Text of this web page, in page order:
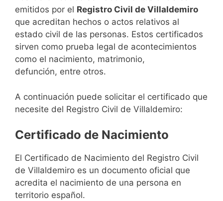
emitidos por el Registro Civil de Villaldemiro
que acreditan hechos o actos relativos al
estado civil de las personas. Estos certificados
sirven como prueba legal de acontecimientos
como el nacimiento, matrimonio,
defunción, entre otros.
A continuación puede solicitar el certificado que
necesite del Registro Civil de Villaldemiro:
Certificado de Nacimiento
El Certificado de Nacimiento del Registro Civil
de Villaldemiro es un documento oficial que
acredita el nacimiento de una persona en
territorio español.